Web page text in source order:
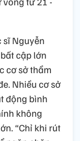
sĩ Nguyễn
cập lớn
cơ sở thẩm
Nhiều cơ sở
động bình
không
“Chỉ khi rút